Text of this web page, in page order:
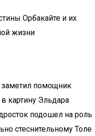
Орбакайте и их
жизни
помощник
картину Эльдара
подошел на роль
стеснительному Толе